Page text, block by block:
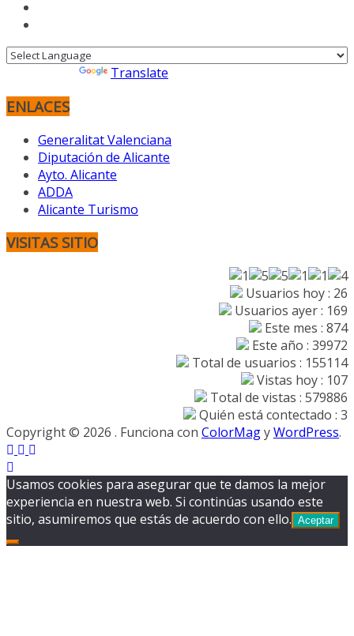
Translate
ENLACES
Generalitat Valenciana
Diputación de Alicante
Ayto. Alicante
ADDA
Alicante Turismo
VISITAS SITIO
Usuarios hoy : 26
Usuarios ayer : 169
Este mes : 874
Este año : 39972
Total de usuarios : 155114
Vistas hoy : 107
Total de vistas : 579886
Quién está contectado : 3
Copyright © 2026 . Funciona con ColorMagyWordPress.
Usamos cookies para asegurar que te damos la mejor
experiencia en nuestra web. Si continúas usando este
sitio, asumiremos que estás de acuerdo con ello. Aceptar